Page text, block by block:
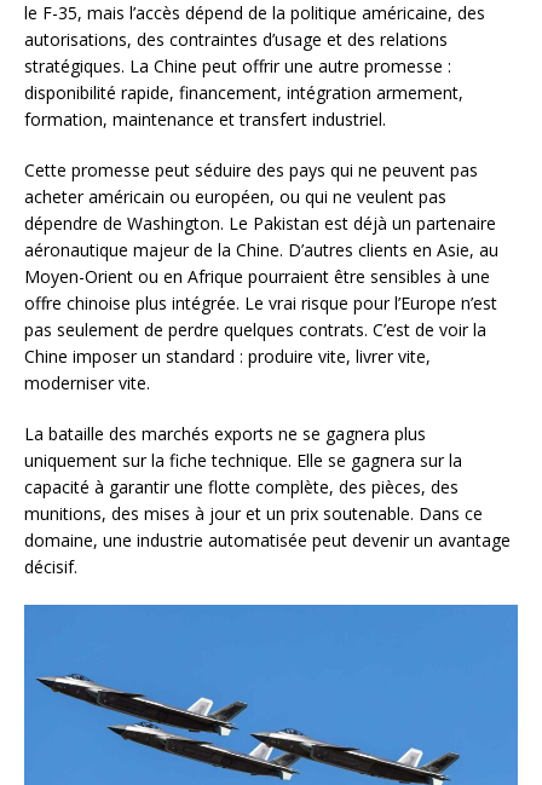
le F-35, mais l’accès dépend de la politique américaine, des
autorisations, des contraintes d’usage et des relations
stratégiques. La Chine peut offrir une autre promesse :
disponibilité rapide, financement, intégration armement,
formation, maintenance et transfert industriel.
Cette promesse peut séduire des pays qui ne peuvent pas
acheter américain ou européen, ou qui ne veulent pas
dépendre de Washington. Le Pakistan est déjà un partenaire
aéronautique majeur de la Chine. D’autres clients en Asie, au
Moyen-Orient ou en Afrique pourraient être sensibles à une
offre chinoise plus intégrée. Le vrai risque pour l’Europe n’est
pas seulement de perdre quelques contrats. C’est de voir la
Chine imposer un standard : produire vite, livrer vite,
moderniser vite.
La bataille des marchés exports ne se gagnera plus
uniquement sur la fiche technique. Elle se gagnera sur la
capacité à garantir une flotte complète, des pièces, des
munitions, des mises à jour et un prix soutenable. Dans ce
domaine, une industrie automatisée peut devenir un avantage
décisif.